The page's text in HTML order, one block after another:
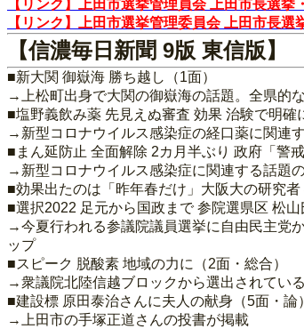
【リンク】上田市選挙管理員会 上田市長選
【リンク】上田市選挙管理委員会 上田市長
【信濃毎日新聞 9版 東信版】
■新大関 御嶽海 勝ち越し（1面）
→上松町出身で大関の御嶽海の話題。全県的
■塩野義飲み薬 先見えぬ審査 効果 治験で明確
→新型コロナウイルス感染症の経口薬に関連
■まん延防止 全面解除 2カ月半ぶり 政府「警
→新型コロナウイルス感染症に関連する話題
■効果出たのは「昨年春だけ」大阪大の研究
■選択2022 足元から国政まで 参院選県区 松山
→今夏行われる参議院議員選挙に自由民主党
ップ
■スピーク 脱酸素 地域の力に（2面・総合）
→衆議院北陸信越ブロックから選出されてい
■建設標 原田泰治さんに夫人の献身（5面・論）
→上田市の手塚正道さんの投書が掲載